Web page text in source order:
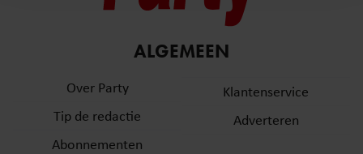
en om ons websiteverkeer te analyseren. Ook delen we
informatie over uw gebruik van onze site met onze
partners voor social media, adverteren en analyse. Deze
informatie die u aan ze heeft verstrekt of die ze hebben
gaat akkoord met onze cookies als u onze website blijft
gebruiken.
ALGEMEEN
Over Party
Tip de redactie
Abonnementen
Klantenservice
Adverteren